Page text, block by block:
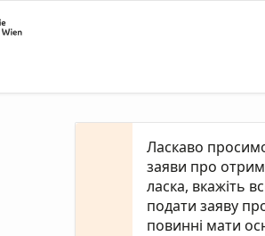
Ласкаво
заяви про
ласка, вкажіть
подати заяву
повинні мати